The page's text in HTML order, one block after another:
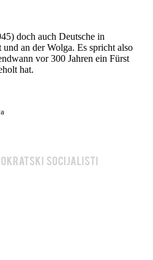
doch auch Deutsche in
an der Wolga. Es spricht also
vor 300 Jahren ein Fürst
hat.